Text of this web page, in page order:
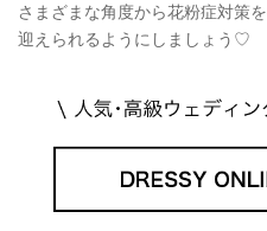
さまざまな角度から花粉症対策
迎えられるようにしましょう♡